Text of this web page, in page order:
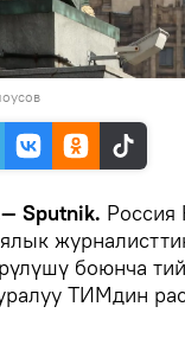
Sputnik.
боюнча
ТИМдин